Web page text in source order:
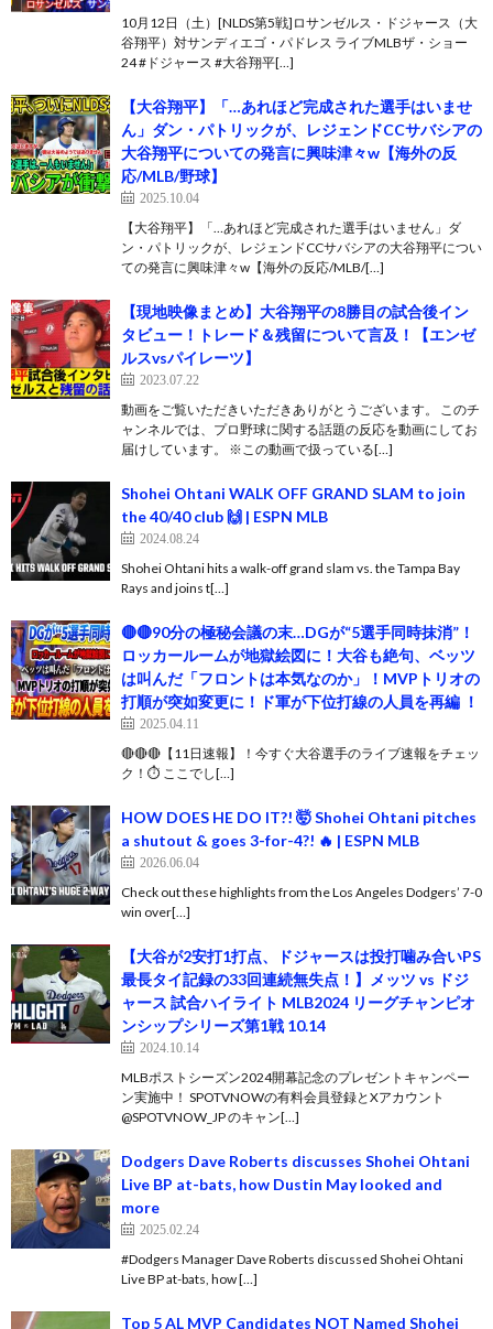
10月12日（土）[NLDS第5戦]ロサンゼルス・ドジャース（大
谷翔平）対サンディエゴ・パドレス ライブMLBザ・ショー
24 #ドジャース #大谷翔平[…]
【大谷翔平】「…あれほど完成された選手はいませ
ん」ダン・パトリックが、レジェンドCCサバシアの
大谷翔平についての発言に興味津々w【海外の反
応/MLB/野球】
2025.10.04
【大谷翔平】「…あれほど完成された選手はいません」ダ
ン・パトリックが、レジェンドCCサバシアの大谷翔平につい
ての発言に興味津々w【海外の反応/MLB/[…]
【現地映像まとめ】大谷翔平の8勝目の試合後イン
タビュー！トレード＆残留について言及！【エンゼ
ルスvsパイレーツ】
2023.07.22
動画をご覧いただきいただきありがとうございます。 このチ
ャンネルでは、プロ野球に関する話題の反応を動画にしてお
届けしています。 ※この動画で扱っている[…]
Shohei Ohtani WALK OFF GRAND SLAM to join
the 40/40 club 🙌 | ESPN MLB
2024.08.24
Shohei Ohtani hits a walk-off grand slam vs. the Tampa Bay
Rays and joins t[…]
🔴🔴90分の極秘会議の末…DGが“5選手同時抹消”！
ロッカールームが地獄絵図に！大谷も絶句、ベッツ
は叫んだ「フロントは本気なのか」！MVPトリオの
打順が突如変更に！ド軍が下位打線の人員を再編 ！
2025.04.11
🔴🔴🔴【11日速報】！今すぐ大谷選手のライブ速報をチェッ
ク！⏱️ ここでし[…]
HOW DOES HE DO IT?! 🤯 Shohei Ohtani pitches
a shutout & goes 3-for-4?! 🔥 | ESPN MLB
2026.06.04
Check out these highlights from the Los Angeles Dodgers’ 7-0
win over[…]
【大谷が2安打1打点、ドジャースは投打噛み合いPS
最長タイ記録の33回連続無失点！】メッツ vs ドジ
ャース 試合ハイライト MLB2024 リーグチャンピオ
ンシップシリーズ第1戦 10.14
2024.10.14
MLBポストシーズン2024開幕記念のプレゼントキャンペー
ン実施中！ SPOTVNOWの有料会員登録とXアカウント
@SPOTVNOW_JP のキャン[…]
Dodgers Dave Roberts discusses Shohei Ohtani
Live BP at-bats, how Dustin May looked and
more
2025.02.24
#Dodgers Manager Dave Roberts discussed Shohei Ohtani
Live BP at-bats, how […]
Top 5 AL MVP Candidates NOT Named Shohei